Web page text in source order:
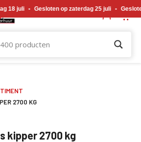
• Gesloten op zaterdag 25 juli • Gesloten op
2700 KG
kipper 2700 kg